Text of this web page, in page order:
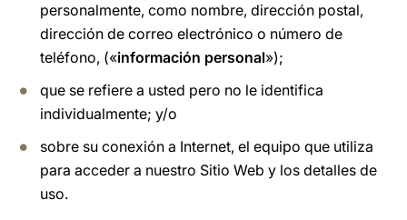
personalmente, como nombre, dirección postal,
dirección de correo electrónico o número de
teléfono, («información personal»);
que se refiere a usted pero no le identifica
individualmente; y/o
sobre su conexión a Internet, el equipo que utiliza
para acceder a nuestro Sitio Web y los detalles de
uso.